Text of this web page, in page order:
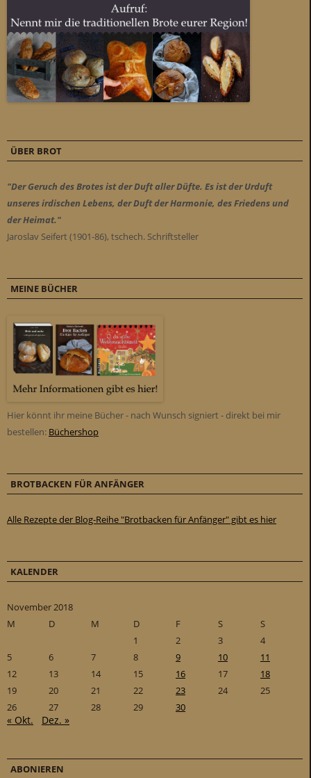
ÜBER BROT
"Der Geruch des Brotes ist der Duft aller Düfte. Es ist der Urduft
unseres irdischen Lebens, der Duft der Harmonie, des Friedens und
der Heimat."
Jaroslav Seifert (1901-86), tschech. Schriftsteller
MEINE BÜCHER
Hier könnt ihr meine Bücher - nach Wunsch signiert - direkt bei mir
bestellen: Büchershop
BROTBACKEN FÜR ANFÄNGER
Alle Rezepte der Blog-Reihe "Brotbacken für Anfänger" gibt es hier
KALENDER
November 2018
M
D M D F S
S
1
2 3
4
5
6 7 8 9 10
11
12
13 14 15 16 17
18
19
20 21 22 23 24
25
26
27 28 29 30
« Okt. Dez. »
ABONIEREN